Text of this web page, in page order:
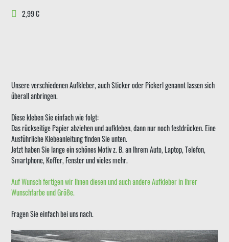
2,99 €
Unsere verschiedenen Aufkleber, auch Sticker oder Pickerl genannt lassen sich
überall anbringen.
Diese kleben Sie einfach wie folgt:
Das rückseitige Papier abziehen und aufkleben, dann nur noch festdrücken. Eine
Ausführliche Klebeanleitung finden Sie unten.
Jetzt haben Sie lange ein schönes Motiv z. B. an Ihrem Auto, Laptop, Telefon,
Smartphone, Koffer, Fenster und vieles mehr.
Auf Wunsch fertigen wir Ihnen diesen und auch andere Aufkleber in Ihrer
Wunschfarbe und Größe.
Fragen Sie einfach bei uns nach.